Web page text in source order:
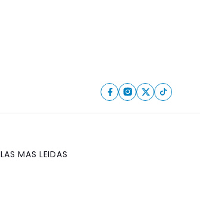
LAS MAS LEIDAS